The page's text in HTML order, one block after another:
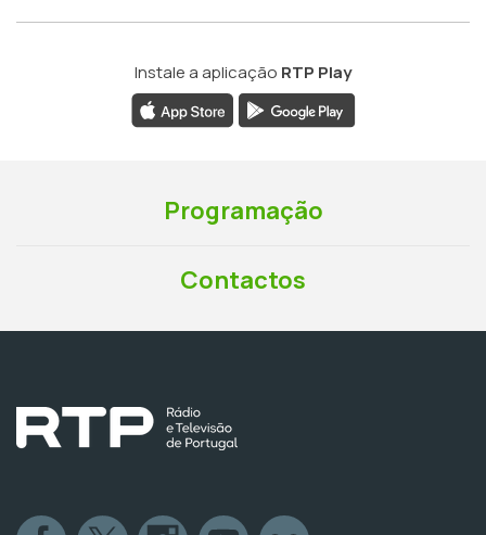
Instale a aplicação RTP Play
Programação
Contactos